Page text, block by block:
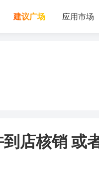
建议广场 应用市场
店核销 或